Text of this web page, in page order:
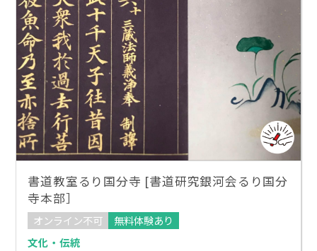
書道教室るり国分寺 [書道研究銀河会るり国分
寺本部］
オンライン不可
無料体験あり
文化・伝統